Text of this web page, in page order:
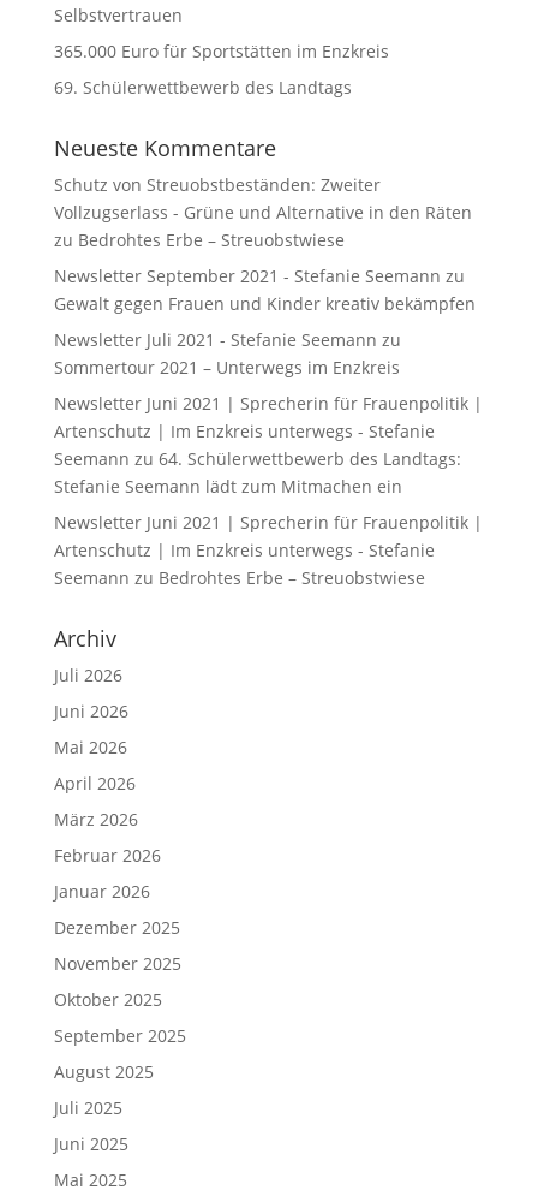
Selbstvertrauen
365.000 Euro für Sportstätten im Enzkreis
69. Schülerwettbewerb des Landtags
Neueste Kommentare
Schutz von Streuobstbeständen: Zweiter
Vollzugserlass - Grüne und Alternative in den Räten
zu Bedrohtes Erbe – Streuobstwiese
Newsletter September 2021 - Stefanie Seemann zu
Gewalt gegen Frauen und Kinder kreativ bekämpfen
Newsletter Juli 2021 - Stefanie Seemann zu
Sommertour 2021 – Unterwegs im Enzkreis
Newsletter Juni 2021 | Sprecherin für Frauenpolitik |
Artenschutz | Im Enzkreis unterwegs - Stefanie
Seemann zu 64. Schülerwettbewerb des Landtags:
Stefanie Seemann lädt zum Mitmachen ein
Newsletter Juni 2021 | Sprecherin für Frauenpolitik |
Artenschutz | Im Enzkreis unterwegs - Stefanie
Seemann zu Bedrohtes Erbe – Streuobstwiese
Archiv
Juli 2026
Juni 2026
Mai 2026
April 2026
März 2026
Februar 2026
Januar 2026
Dezember 2025
November 2025
Oktober 2025
September 2025
August 2025
Juli 2025
Juni 2025
Mai 2025